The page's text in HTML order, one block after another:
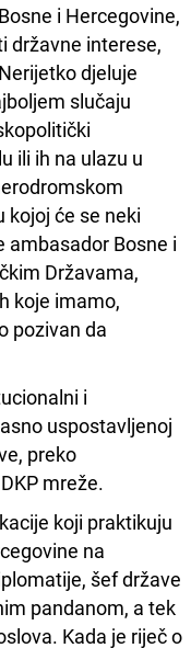
i Hercegovine,
državne interese,
djeluje
slučaju
ili ih na ulazu u
kojoj će se neki
ambasador Bosne i
Državama,
koje imamo,
pozivan da
i
uspostavljenoj
preko
mreže.
koji praktikuju
na
šef države
pandanom, a tek
Kada je riječ o